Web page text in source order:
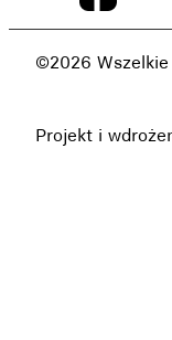
©2026
Projekt i